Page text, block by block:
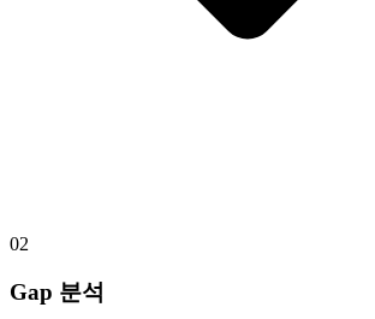
02
Gap 분석